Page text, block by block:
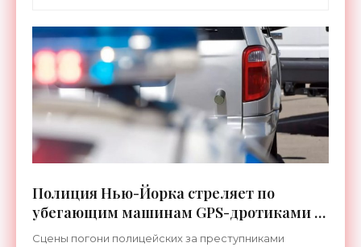
Полиция Нью-Йорка стреляет по
убегающим машинам GPS-дротиками -
«Оружие»
Сцены погони полицейских за преступниками